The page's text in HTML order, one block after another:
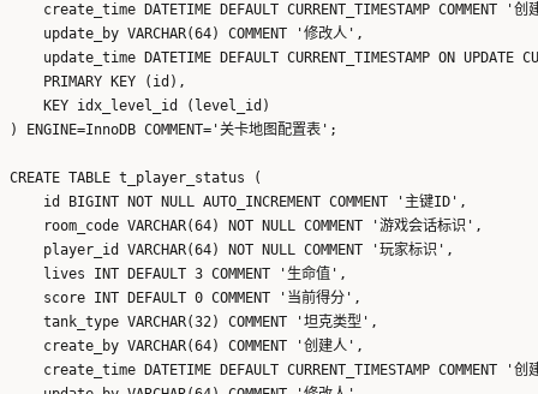
create_time DATETIME DEFAULT CURRENT_TIMESTAMP COMMENT '创
    update_by VARCHAR(64) COMMENT '修改人',
update_time DATETIME DEFAULT CURRENT_TIMESTAMP ON UPDATE
    PRIMARY KEY (id),
    KEY idx_level_id (level_id)
) ENGINE=InnoDB COMMENT='关卡地图配置表';
CREATE TABLE t_player_status (
    id BIGINT NOT NULL AUTO_INCREMENT COMMENT '主键ID',
    room_code VARCHAR(64) NOT NULL COMMENT '游戏会话标识',
    player_id VARCHAR(64) NOT NULL COMMENT '玩家标识',
    lives INT DEFAULT 3 COMMENT '生命值',
    score INT DEFAULT 0 COMMENT '当前得分',
    tank_type VARCHAR(32) COMMENT '坦克类型',
    create_by VARCHAR(64) COMMENT '创建人',
create_time DATETIME DEFAULT CURRENT_TIMESTAMP COMMENT '创